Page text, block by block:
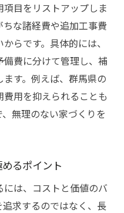
目をリストアップしま
な諸経費や追加工事費
らです。具体的には、
費に分けて管理し、補
す。例えば、群馬県の
用を抑えられることも
無理のない家づくりを
るポイント
は、コストと価値のバ
求するのではなく、長